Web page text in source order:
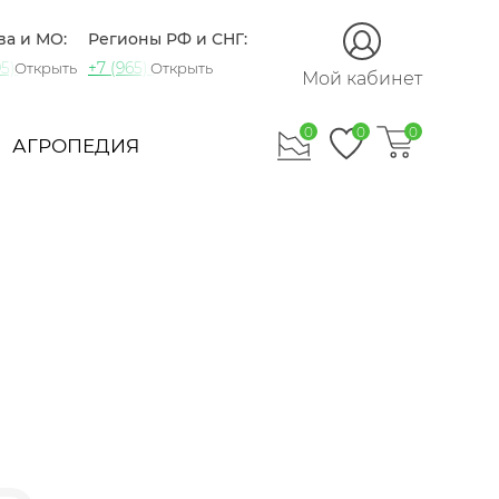
и МО:
721-60-15
Открыть
Регионы РФ и СНГ:
+7 (965) 420-10-10
Открыть Мой кабинет
АГРОПЕДИЯ
0 0 0